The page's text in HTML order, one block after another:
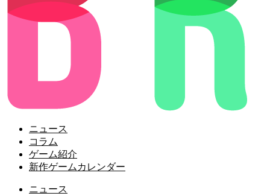
ニュース
コラム
ゲーム紹介
新作ゲームカレンダー
ニュース